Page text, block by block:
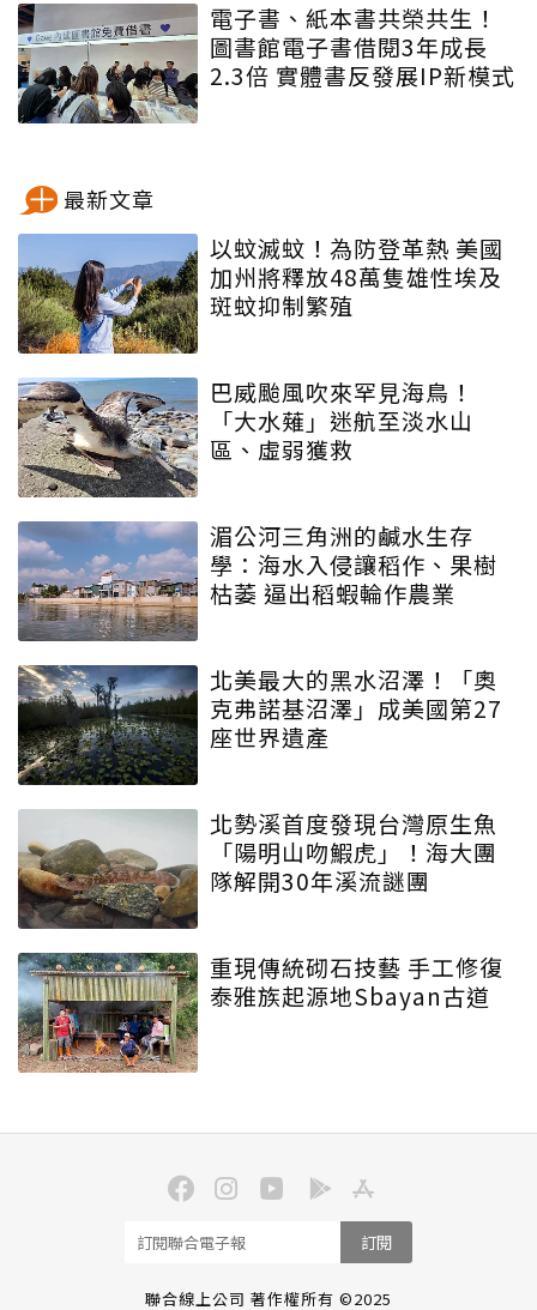
電子書、紙本書共榮共生！
圖書館電子書借閱3年成長
2.3倍 實體書反發展IP新模式
最新文章
以蚊滅蚊！為防登革熱 美國
加州將釋放48萬隻雄性埃及
斑蚊抑制繁殖
巴威颱風吹來罕見海鳥！
「大水薙」迷航至淡水山
區、虛弱獲救
湄公河三角洲的鹹水生存
學：海水入侵讓稻作、果樹
枯萎 逼出稻蝦輪作農業
北美最大的黑水沼澤！「奧
克弗諾基沼澤」成美國第27
座世界遺產
北勢溪首度發現台灣原生魚
「陽明山吻鰕虎」！海大團
隊解開30年溪流謎團
重現傳統砌石技藝 手工修復
泰雅族起源地Sbayan古道
訂閱
聯合線上公司 著作權所有 ©2025